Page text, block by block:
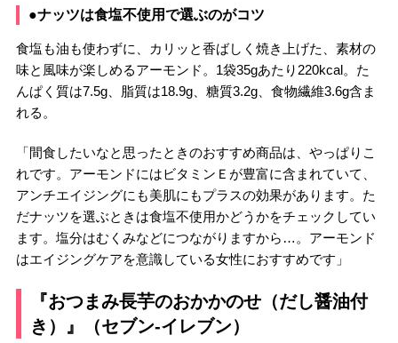
●ナッツは食塩不使用で選ぶのがコツ
食塩も油も使わずに、カリッと香ばしく焼き上げた、素材の
味と風味が楽しめるアーモンド。1袋35gあたり220kcal。た
んぱく質は7.5g、脂質は18.9g、糖質3.2g、食物繊維3.6g含ま
れる。
「間食したいなと思ったときのおすすめ商品は、やっぱりこ
れです。アーモンドにはビタミンＥが豊富に含まれていて、
アンチエイジングにも美肌にもプラスの効果があります。た
だナッツを選ぶときは食塩不使用かどうかをチェックしてい
ます。塩分はむくみなどにつながりますから…。アーモンド
はエイジングケアを意識している女性におすすめです」
『おつまみ長芋のおかかのせ（だし醤油付
き）』（セブン-イレブン）